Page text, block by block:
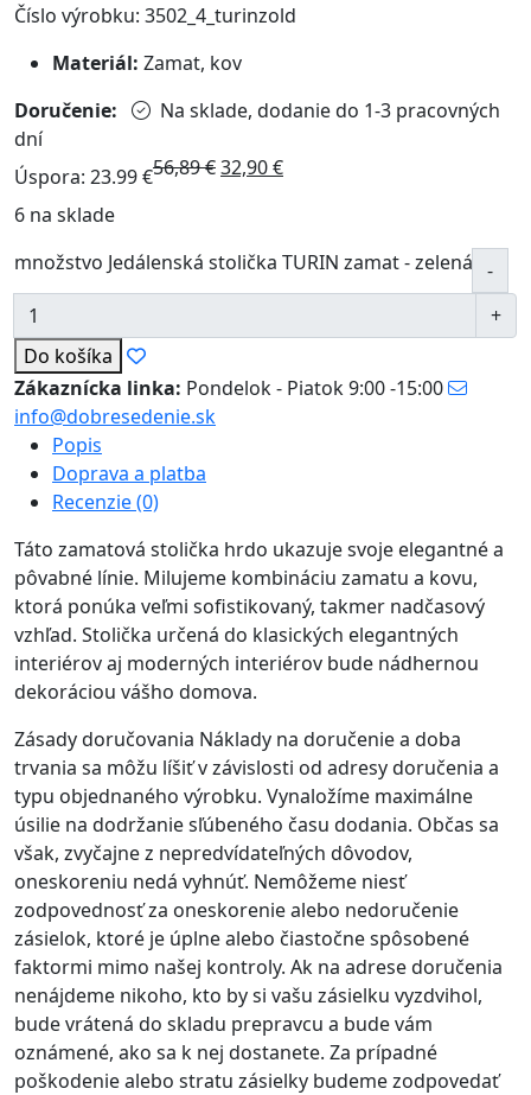
Číslo výrobku: 3502_4_turinzold
Materiál: Zamat, kov
Doručenie:
Na sklade, dodanie do 1-3 pracovných
dní
Úspora: 23.99 €56,89€32,90€
6 na sklade
množstvo Jedálenská stolička TURIN zamat - zelená
Do košíka
Zákaznícka linka: Pondelok - Piatok 9:00 -15:00
info@dobresedenie.sk
Popis
Doprava a platba
Recenzie (0)
Táto zamatová stolička hrdo ukazuje svoje elegantné a
pôvabné línie. Milujeme kombináciu zamatu a kovu,
ktorá ponúka veľmi sofistikovaný, takmer nadčasový
vzhľad. Stolička určená do klasických elegantných
interiérov aj moderných interiérov bude nádhernou
dekoráciou vášho domova.
Zásady doručovania Náklady na doručenie a doba
trvania sa môžu líšiť v závislosti od adresy doručenia a
typu objednaného výrobku. Vynaložíme maximálne
úsilie na dodržanie sľúbeného času dodania. Občas sa
však, zvyčajne z nepredvídateľných dôvodov,
oneskoreniu nedá vyhnúť. Nemôžeme niesť
zodpovednosť za oneskorenie alebo nedoručenie
zásielok, ktoré je úplne alebo čiastočne spôsobené
faktormi mimo našej kontroly. Ak na adrese doručenia
nenájdeme nikoho, kto by si vašu zásielku vyzdvihol,
bude vrátená do skladu prepravcu a bude vám
oznámené, ako sa k nej dostanete. Za prípadné
poškodenie alebo stratu zásielky budeme zodpovedať